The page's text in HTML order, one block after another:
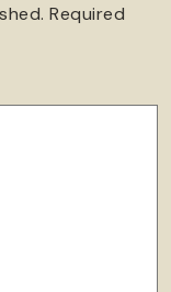
Required